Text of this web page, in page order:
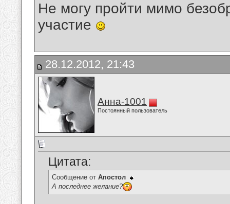
Не могу пройти мимо
участие
28.12.2012, 21:43
Анна-1001
Постоянный пользователь
Цитата:
Сообщение от Апостол
А последнее желание?